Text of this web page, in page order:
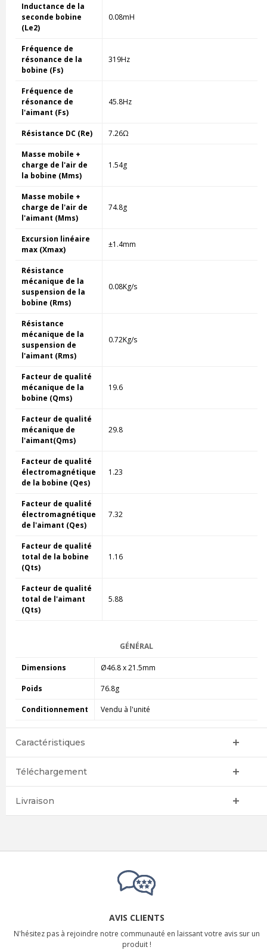
Inductance de la
seconde bobine
(Le2)
0.08mH
Fréquence de
résonance de la
bobine (Fs)
319Hz
Fréquence de
résonance de
l'aimant (Fs)
45.8Hz
Résistance DC (Re) 7.26Ω
Masse mobile +
charge de l'air de
la bobine (Mms)
1.54g
Masse mobile +
charge de l'air de
l'aimant (Mms)
74.8g
Excursion linéaire
max (Xmax)
±1.4mm
Résistance
mécanique de la
suspension de la
bobine (Rms)
0.08Kg/s
Résistance
mécanique de la
suspension de
l'aimant (Rms)
0.72Kg/s
Facteur de qualité
mécanique de la
bobine (Qms)
19.6
Facteur de qualité
mécanique de
l'aimant(Qms)
29.8
Facteur de qualité
électromagnétique
de la bobine (Qes)
1.23
Facteur de qualité
électromagnétique
de l'aimant (Qes)
7.32
Facteur de qualité
total de la bobine
(Qts)
1.16
Facteur de qualité
total de l'aimant
(Qts)
5.88
GÉNÉRAL
Dimensions Ø46.8 x 21.5mm
Poids 76.8g
Conditionnement Vendu à l'unité
Caractéristiques
Téléchargement
Livraison
AVIS CLIENTS
N'hésitez pas à rejoindre notre communauté en laissant votre avis sur un
produit !